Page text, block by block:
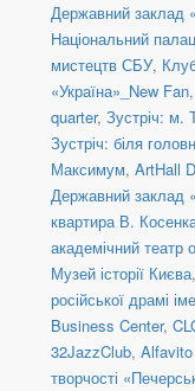
Державний заклад
Національний
мистецтв СБУ,
«Україна»_New Fan,
quarter, Зустріч: м.
Зустріч: біля
Максимум, ArtHall
Державний заклад
квартира В.
академічний театр
Музей історії Києва,
російської драмі
Business Center,
32JazzClub,
творчості